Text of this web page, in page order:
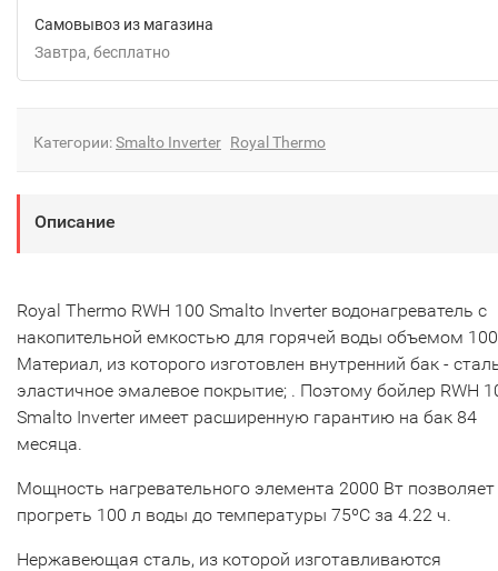
Самовывоз из магазина
Завтра
Бесплатно
Категории:Smalto Inverter Royal Thermo
Описание
Royal Thermo RWH 100 Smalto Inverter водонагреватель с
накопительной емкостью для горячей воды объемом
Материал, из которого изготовлен внутренний бак -
эластичное эмалевое покрытие; . Поэтому бойлер RWH
Smalto Inverter имеет расширенную гарантию на бак 84
месяца.
Мощность нагревательного элемента 2000 Вт позволяет
прогреть 100 л воды до температуры 75ºС за 4.22 ч.
Нержавеющая сталь, из которой изготавливаются